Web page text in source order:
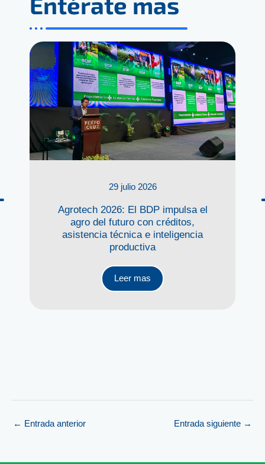
29 julio 2026
Agrotech 2026: El BDP impulsa el
agro del futuro con créditos,
asistencia técnica e inteligencia
productiva
Leer mas
← Entrada anterior Entrada siguiente →